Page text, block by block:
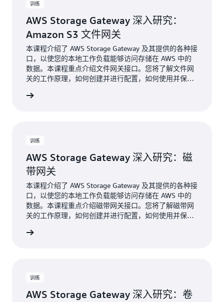
训练
AWS Storage Gateway 深入研究：
Amazon S3 文件网关
本课程介绍了 AWS Storage Gateway 及其提供的各种接
口，以使您的本地工作负载能够访问存储在 AWS 中的
数据。本课程重点介绍文件网关接口。您将了解文件网
关的工作原理，如何创建并进行配置，如何使用并保护
训练
AWS Storage Gateway 深入研究：磁
带网关
本课程介绍了 AWS Storage Gateway 及其提供的各种接
口，以使您的本地工作负载能够访问存储在 AWS 中的
数据。本课程重点介绍磁带网关接口。您将了解磁带网
关的工作原理，如何创建并进行配置，如何使用并保护
训练
AWS Storage Gateway 深入研究：卷